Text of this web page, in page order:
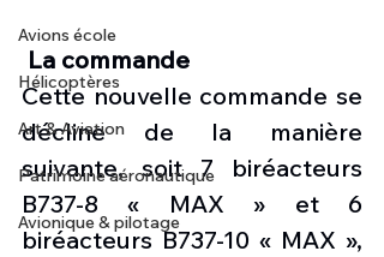
Avions école
Hélicoptères
Art & Aviation
Patrimoine aéronautique
Avionique & pilotage
La commande
Cette nouvelle commande se
décline de la manière
suivante, soit 7 biréacteurs
B737-8 « MAX » et 6
biréacteurs B737-10 « MAX »,